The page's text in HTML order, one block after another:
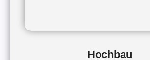
Hochbau